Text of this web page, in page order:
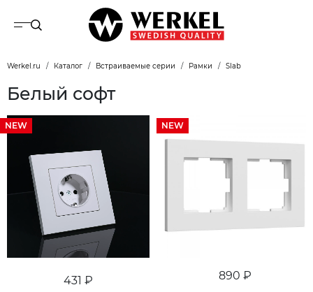
Werkel.ru Каталог Встраиваемые серии Рамки Slab
Белый софт
431 ₽
NEW
890 ₽
NEW